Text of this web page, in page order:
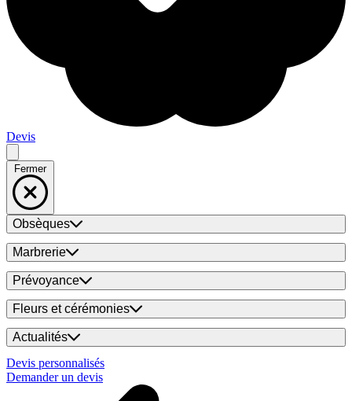
Devis
Fermer
Obsèques
Marbrerie
Prévoyance
Fleurs et cérémonies
Actualités
Devis personnalisés
Demander un devis